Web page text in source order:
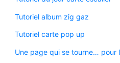
Tutoriel album zig gaz
Tutoriel carte pop up
Une page qui se tourne… pour